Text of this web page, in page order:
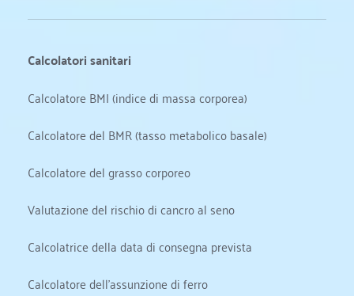
Calcolatori sanitari
Calcolatore BMI (indice di massa corporea)
Calcolatore del BMR (tasso metabolico basale)
Calcolatore del grasso corporeo
Valutazione del rischio di cancro al seno
Calcolatrice della data di consegna prevista
Calcolatore dell'assunzione di ferro